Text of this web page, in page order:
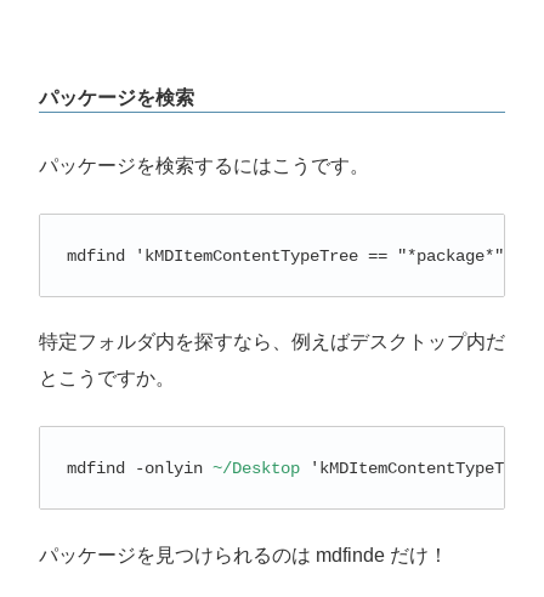
パッケージを検索
パッケージを検索するにはこうです。
mdfind 'kMDItemContentTypeTree == "*package*"'
特定フォルダ内を探すなら、例えばデスクトップ内だ
とこうですか。
mdfind -onlyin ~/Desktop
パッケージを見つけられるのは mdfinde だけ！